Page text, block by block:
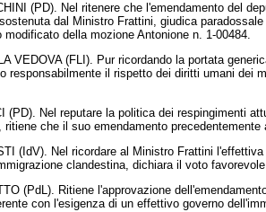
(PD). Nel ritenere che l'emendamento del
dal Ministro Frattini, giudica
della mozione Antonione n. 1-00484.
VEDOVA (FLI). Pur ricordando la portata
responsabilmente il rispetto dei diritti umani
(PD). Nel reputare la politica dei respingimenti
ritiene che il suo emendamento
(IdV). Nel ricordare al Ministro Frattini
clandestina, dichiara il voto
(PdL). Ritiene l'approvazione
con l'esigenza di un effettivo governo